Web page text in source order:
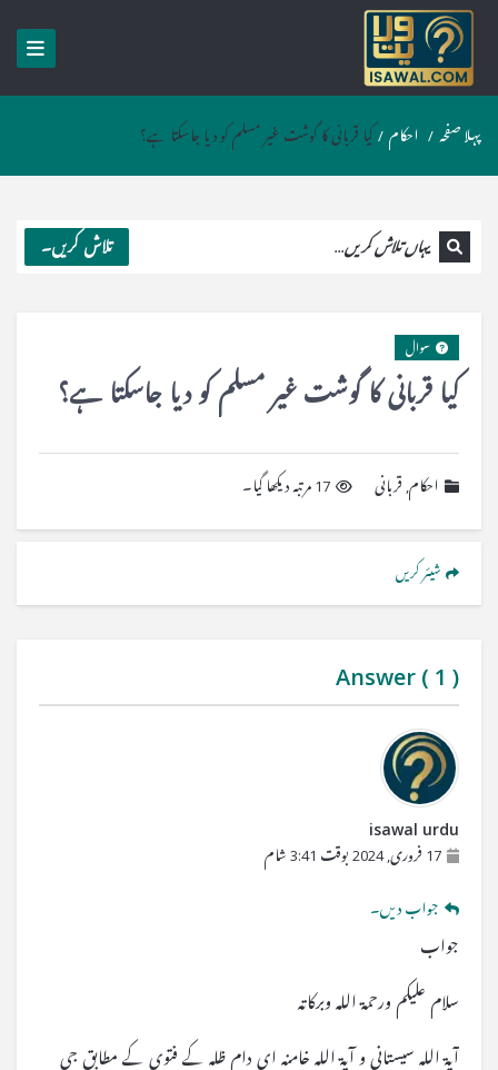
پہلا صفحہ / احکام / کیا قربانی کا گوشت غیر مسلم کو دیا جاسکتا ہے؟
تلاش کریں۔
کیا قربانی کا گوشت غیر مسلم کو دیا جاسکتا ہے؟
سوال
احکام, قربانی 17 مرتبہ دیکھا گیا۔
شیئر کریں
Answer ( 1 )
isawal urdu
17 فروری, 2024 بوقت 3:41 شام
جواب دیں۔
جواب
سلام علیکم ورحمۃ اللہ وبرکاتہ
آیۃ اللہ سیستانی و آیۃ اللہ خامنہ ای دام ظلہ کے فتوی کے مطابق جی